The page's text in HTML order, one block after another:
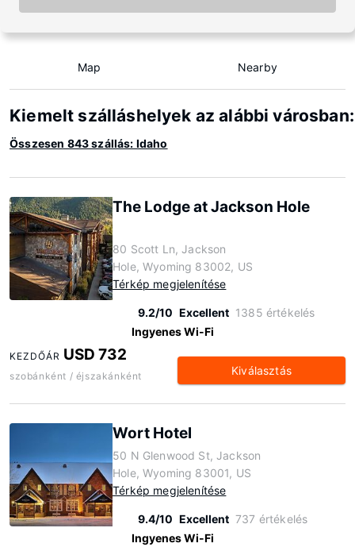
Map Nearby
Kiemelt szálláshelyek az alábbi
Összesen 843 szállás: Idaho
The Lodge at Jackson Hole
80 Scott Ln, Jackson
Hole, Wyoming 83002, US
Térkép megjelenítése
9.2/10 Excellent 1385 értékelés
Ingyenes Wi-Fi
KEZDŐÁR USD 732
szobánként / éjszakánként Kiválasztás
Wort Hotel
50 N Glenwood St, Jackson
Hole, Wyoming 83001, US
Térkép megjelenítése
9.4/10 Excellent 737 értékelés
Ingyenes Wi-Fi